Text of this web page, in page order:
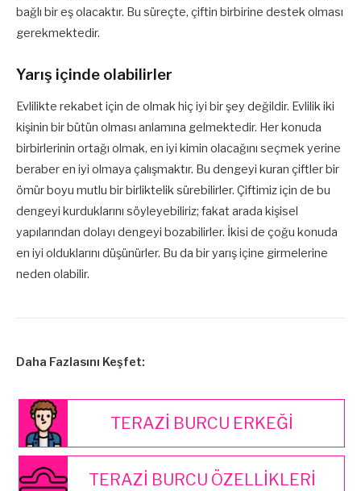
bağlı bir eş olacaktır. Bu süreçte, çiftin birbirine destek olması
gerekmektedir.
Yarış içinde olabilirler
Evlilikte rekabet için de olmak hiç iyi bir şey değildir. Evlilik iki
kişinin bir bütün olması anlamına gelmektedir. Her konuda
birbirlerinin ortağı olmak, en iyi kimin olacağını seçmek yerine
beraber en iyi olmaya çalışmaktır. Bu dengeyi kuran çiftler bir
ömür boyu mutlu bir birliktelik sürebilirler. Çiftimiz için de bu
dengeyi kurduklarını söyleyebiliriz; fakat arada kişisel
yapılarından dolayı dengeyi bozabilirler. İkisi de çoğu konuda
en iyi olduklarını düşünürler. Bu da bir yarış içine girmelerine
neden olabilir.
Daha Fazlasını Keşfet:
TERAZİ BURCU ERKEĞİ
TERAZİ BURCU ÖZELLİKLERİ